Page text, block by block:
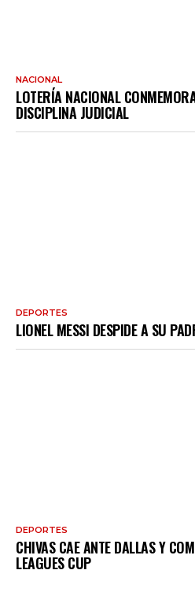
NACIONAL
LOTERÍA NACIONAL
DISCIPLINA JUDICIAL
DEPORTES
LIONEL MESSI DESPIDE A SU
DEPORTES
CHIVAS CAE ANTE DALLAS Y
LEAGUES CUP